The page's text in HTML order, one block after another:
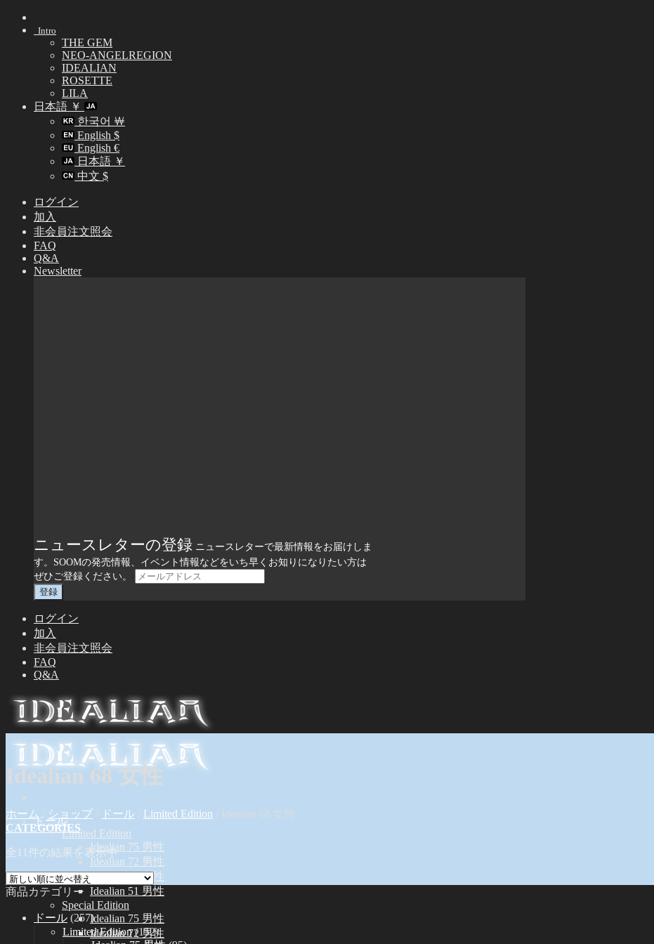
Skip
Intro
THE GEM
NEO-ANGELREGION
IDEALIAN
ROSETTE
LILA
日本語 ￥
한국어 ￦
English $
English €
日本語 ￥
中文 $
ログイン
加入
非会員注文照会
FAQ
Q&A
Newsletter
ニュースレターの登録 ニュースレターで最新情報をお届けしま
す。SOOMの発売情報、イベント情報などをいち早くお知りになりたい方は
ぜひご登録ください。
ログイン
加入
非会員注文照会
FAQ
Q&A
ドール
Limited Edition
Idealian 75 男性
Idealian 72 男性
Idealian 68 女性
Idealian 51 男性
Special Edition
Idealian 75 男性
Idealian 72 男性
Idealian 68 女性
ホーム / ショップ ドール Limited Edition
Idealian 68 女性
CATEGORIES
全11件の結果を表示中
商品カテゴリー
ドール (257)
Limited Edition (152)